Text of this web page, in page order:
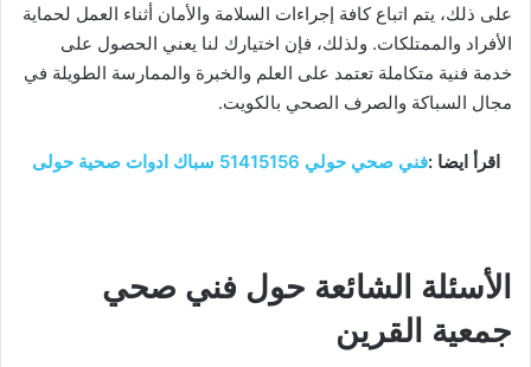
على ذلك، يتم اتباع كافة إجراءات السلامة والأمان أثناء العمل لحماية
الأفراد والممتلكات. ولذلك، فإن اختيارك لنا يعني الحصول على
خدمة فنية متكاملة تعتمد على العلم والخبرة والممارسة الطويلة في
مجال السباكة والصرف الصحي بالكويت.
اقرأ ايضا :فني صحي حولي 51415156 سباك ادوات صحية حولى
الأسئلة الشائعة حول فني صحي
جمعية القرين